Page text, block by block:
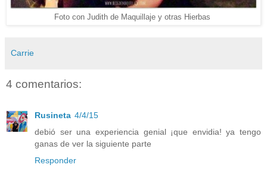
Foto con Judith de Maquillaje y otras Hierbas
Carrie
4 comentarios:
Rusineta 4/4/15
debió ser una experiencia genial ¡que envidia! ya tengo
ganas de ver la siguiente parte
Responder